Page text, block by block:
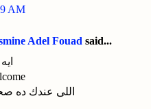
AM
Adel Fouad said...
اللى عندك ده